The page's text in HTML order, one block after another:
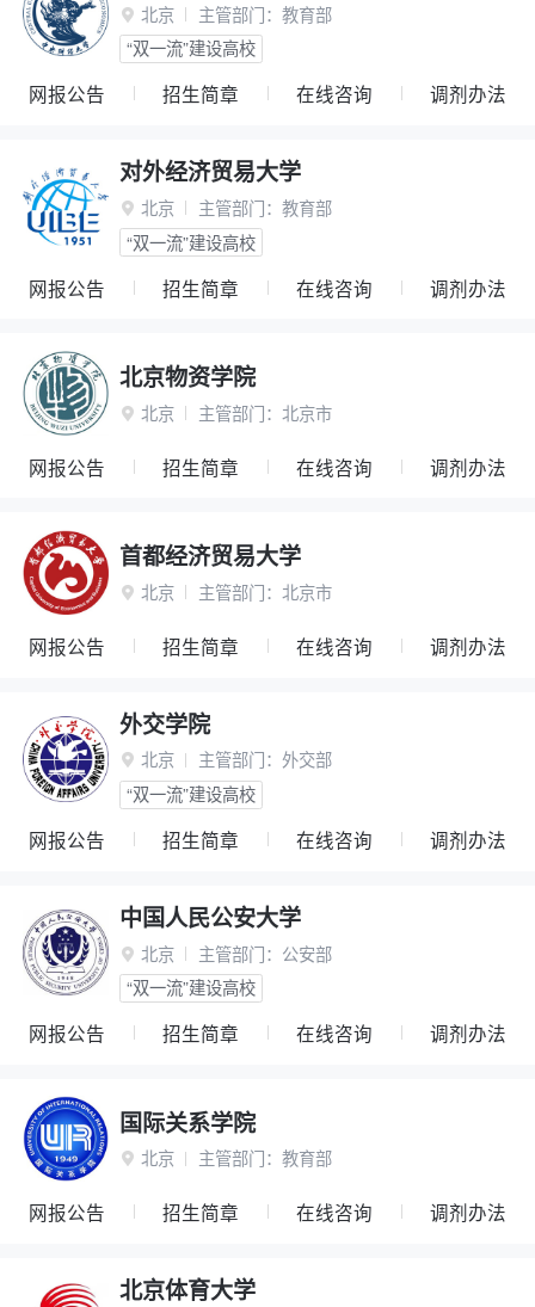
 北京 主管部门： 教育部
“双一流”建设高校
网报公告 招生简章 在线咨询 调剂办法
对外经济贸易大学
 北京 主管部门： 教育部
“双一流”建设高校
网报公告 招生简章 在线咨询 调剂办法
北京物资学院
 北京 主管部门： 北京市
网报公告 招生简章 在线咨询 调剂办法
首都经济贸易大学
 北京 主管部门： 北京市
网报公告 招生简章 在线咨询 调剂办法
外交学院
 北京 主管部门： 外交部
“双一流”建设高校
网报公告 招生简章 在线咨询 调剂办法
中国人民公安大学
 北京 主管部门： 公安部
“双一流”建设高校
网报公告 招生简章 在线咨询 调剂办法
国际关系学院
 北京 主管部门： 教育部
网报公告 招生简章 在线咨询 调剂办法
北京体育大学